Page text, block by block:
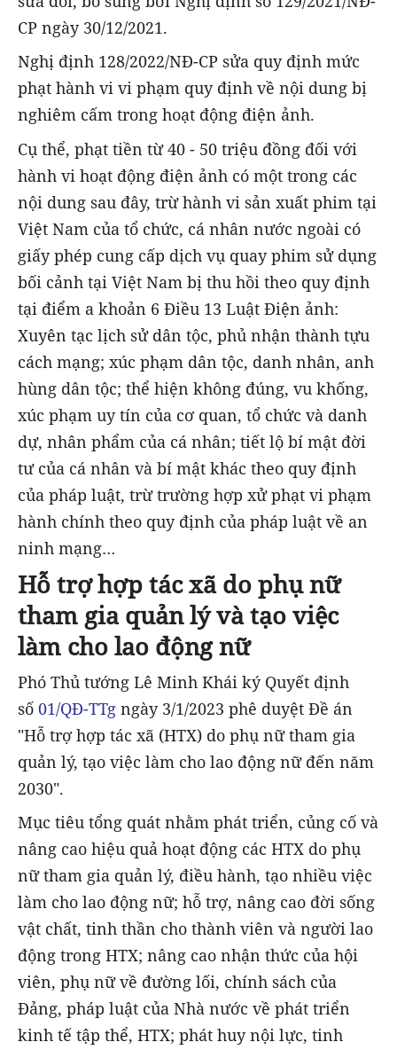
CP ngày 30/12/2021.
Nghị định 128/2022/NĐ-CP sửa quy định mức
phạt hành vi vi phạm quy định về nội dung bị
nghiêm cấm trong hoạt động điện ảnh.
Cụ thể, phạt tiền từ 40 - 50 triệu đồng đối với
hành vi hoạt động điện ảnh có một trong các
nội dung sau đây, trừ hành vi sản xuất phim tại
Việt Nam của tổ chức, cá nhân nước ngoài có
giấy phép cung cấp dịch vụ quay phim sử dụng
bối cảnh tại Việt Nam bị thu hồi theo quy định
tại điểm a khoản 6 Điều 13 Luật Điện ảnh:
Xuyên tạc lịch sử dân tộc, phủ nhận thành tựu
cách mạng; xúc phạm dân tộc, danh nhân, anh
hùng dân tộc; thể hiện không đúng, vu khống,
xúc phạm uy tín của cơ quan, tổ chức và danh
dự, nhân phẩm của cá nhân; tiết lộ bí mật đời
tư của cá nhân và bí mật khác theo quy định
của pháp luật, trừ trường hợp xử phạt vi phạm
hành chính theo quy định của pháp luật về an
ninh mạng…
Hỗ trợ hợp tác xã do phụ nữ
tham gia quản lý và tạo việc
làm cho lao động nữ
Phó Thủ tướng Lê Minh Khái ký Quyết định
số 01/QĐ-TTg ngày 3/1/2023 phê duyệt Đề án
"Hỗ trợ hợp tác xã (HTX) do phụ nữ tham gia
quản lý, tạo việc làm cho lao động nữ đến năm
2030".
Mục tiêu tổng quát nhằm phát triển, củng cố và
nâng cao hiệu quả hoạt động các HTX do phụ
nữ tham gia quản lý, điều hành, tạo nhiều việc
làm cho lao động nữ; hỗ trợ, nâng cao đời sống
vật chất, tinh thần cho thành viên và người lao
động trong HTX; nâng cao nhận thức của hội
viên, phụ nữ về đường lối, chính sách của
Đảng, pháp luật của Nhà nước về phát triển
kinh tế tập thể, HTX; phát huy nội lực, tinh